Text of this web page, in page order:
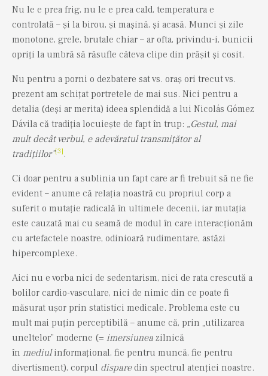
Nu le e prea frig, nu le e prea cald, temperatura e
controlată – și la birou, și mașină, și acasă. Munci și zile
monotone, grele, brutale chiar – ar ofta, privindu-i, bunicii
opriți la umbră să răsufle câteva clipe din prășit și cosit.
Nu pentru a porni o dezbatere sat vs. oraș ori trecut vs.
prezent am schițat portretele de mai sus. Nici pentru a
detalia (deși ar merita) ideea splendidă a lui Nicolás Gómez
Dávila că tradiția locuiește de fapt în trup: „Gestul, mai
mult decât verbul, e adevăratul transmițător al
tradițiilor”[3] .
Ci doar pentru a sublinia un fapt care ar fi trebuit să ne fie
evident – anume că relația noastră cu propriul corp a
suferit o mutație radicală în ultimele decenii, iar mutația
este cauzată mai cu seamă de modul în care interacționăm
cu artefactele noastre, odinioară rudimentare, astăzi
hipercomplexe.
Aici nu e vorba nici de sedentarism, nici de rata crescută a
bolilor cardio-vasculare, nici de nimic din ce poate fi
măsurat ușor prin statistici medicale. Problema este cu
mult mai puțin perceptibilă – anume că, prin „utilizarea
uneltelor” moderne (= imersiunea zilnică
în mediulinformațional, fie pentru muncă, fie pentru
divertisment), corpul disparedin spectrul atenției noastre.